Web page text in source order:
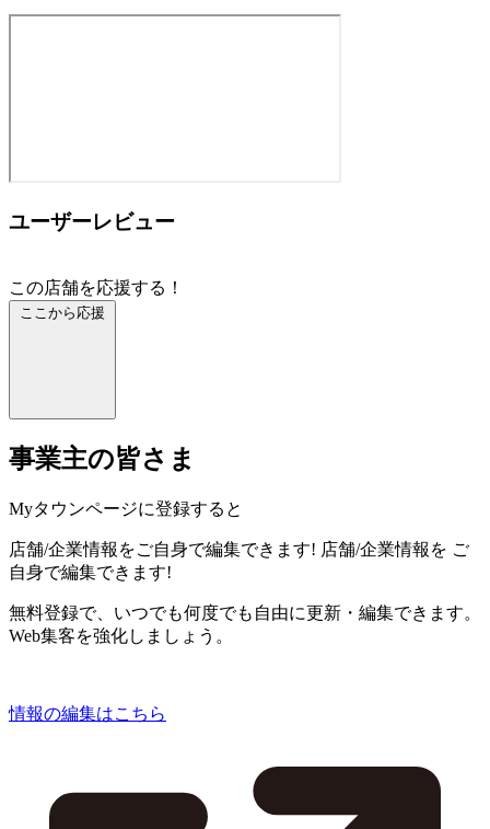
ユーザーレビュー
この店舗を応援する！
ここから応援
事業主の皆さま
Myタウンページに登録すると
店舗/企業情報をご自身で編集できます! 店舗/企業情報を ご
自身で編集できます!
無料登録で、いつでも何度でも自由に更新・編集できます。
Web集客を強化しましょう。
情報の編集はこちら